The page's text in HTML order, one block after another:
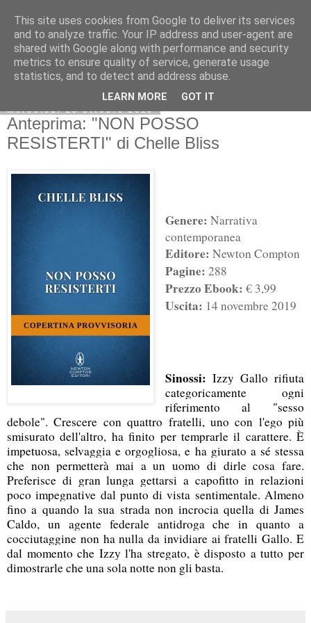
mercoledì 23 ottobre 2019
Anteprima: "NON POSSO
RESISTERTI" di Chelle Bliss
Genere: Narrativa
contemporanea
Editore: Newton Compton
Pagine: 288
Prezzo Ebook: € 3,99
Uscita: 14 novembre 2019
Sinossi: Izzy Gallo rifiuta
categoricamente ogni
riferimento al "sesso
debole". Crescere con quattro fratelli, uno con l'ego più
smisurato dell'altro, ha finito per temprarle il carattere. È
impetuosa, selvaggia e orgogliosa, e ha giurato a sé stessa
che non permetterà mai a un uomo di dirle cosa fare.
Preferisce di gran lunga gettarsi a capofitto in relazioni
poco impegnative dal punto di vista sentimentale. Almeno
fino a quando la sua strada non incrocia quella di James
Caldo, un agente federale antidroga che in quanto a
cocciutaggine non ha nulla da invidiare ai fratelli Gallo. E
dal momento che Izzy l'ha stregato, è disposto a tutto per
dimostrarle che una sola notte non gli basta.
This site uses cookies from Google to deliver its services
and to analyze traffic. Your IP address and user-agent are
shared with Google along with performance and security
metrics to ensure quality of service, generate usage
statistics, and to detect and address abuse.
LEARN MORE GOT IT